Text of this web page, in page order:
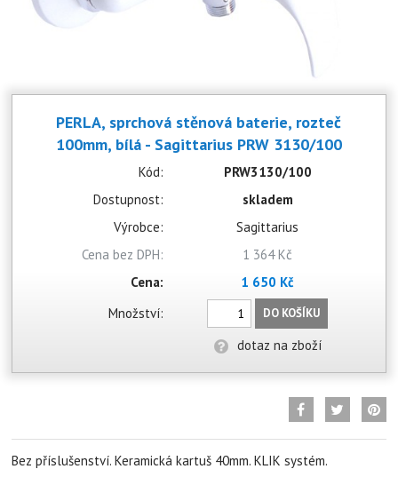
PERLA, sprchová stěnová baterie, rozteč
100mm, bílá - Sagittarius PRW 3130/100
Kód:
PRW3130/100
Dostupnost:
skladem
Výrobce:
Sagittarius
Cena bez DPH:
1 364 Kč
Cena:
1 650 Kč
Množství:
DO KOŠÍKU
dotaz na zboží
Bez příslušenství. Keramická kartuš 40mm. KLIK systém.